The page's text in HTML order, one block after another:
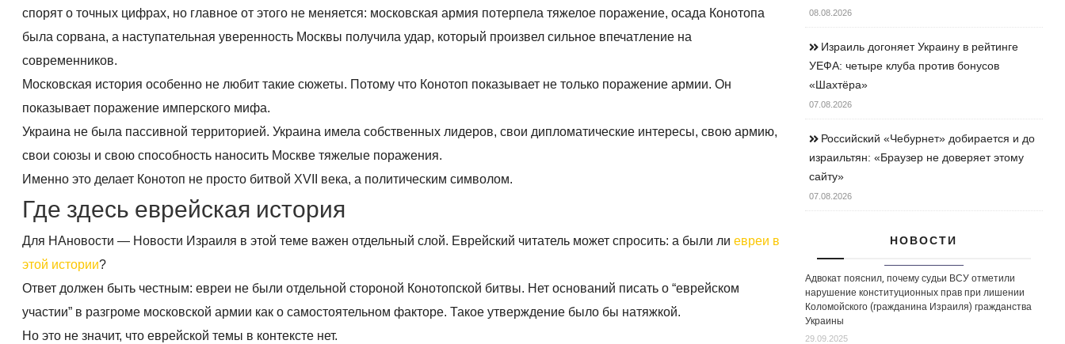
спорят о точных цифрах, но главное от этого не меняется: московская армия потерпела тяжелое поражение, осада Конотопа
была сорвана, а наступательная уверенность Москвы получила удар, который произвел сильное впечатление на
современников.
Московская история особенно не любит такие сюжеты. Потому что Конотоп показывает не только поражение армии. Он
показывает поражение имперского мифа.
Украина не была пассивной территорией. Украина имела собственных лидеров, свои дипломатические интересы, свою армию,
свои союзы и свою способность наносить Москве тяжелые поражения.
Именно это делает Конотоп не просто битвой XVII века, а политическим символом.
Где здесь еврейская история
Для НАновости — Новости Израиля в этой теме важен отдельный слой. Еврейский читатель может спросить: а были лиевреи в
этой истории?
Ответ должен быть честным: евреи не были отдельной стороной Конотопской битвы. Нет оснований писать о “еврейском
участии” в разгроме московской армии как о самостоятельном факторе. Такое утверждение было бы натяжкой.
Но это не значит, что еврейской темы в контексте нет.
08.08.2026
Израиль догоняет Украину в рейтинге
УЕФА: четыре клуба против бонусов
«Шахтёра»
07.08.2026
Российский «Чебурнет» добирается и до
израильтян: «Браузер не доверяет этому
сайту»
07.08.2026
НОВОСТИ
Адвокат пояснил, почему судьи ВСУ отметили
нарушение конституционных прав при лишении
Коломойского (гражданина Израиля) гражданства
Украины
29.09.2025